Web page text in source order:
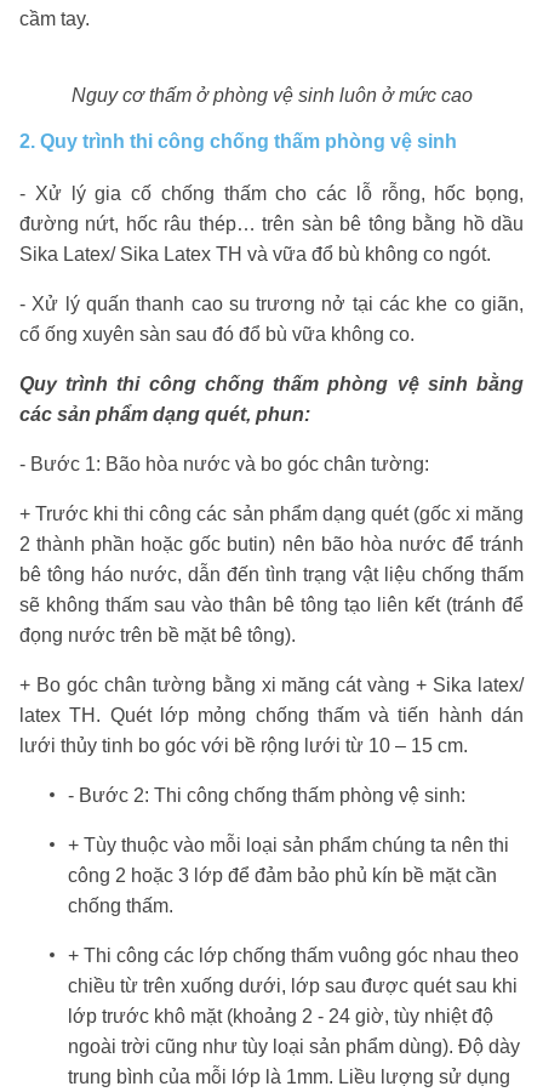
cầm tay.
Nguy cơ thấm ở phòng vệ sinh luôn ở mức cao
2. Quy trình thi công chống thấm phòng vệ sinh
- Xử lý gia cố chống thấm cho các lỗ rỗng, hốc bọng,
đường nứt, hốc râu thép… trên sàn bê tông bằng hồ dầu
Sika Latex/ Sika Latex TH và vữa đổ bù không co ngót.
- Xử lý quấn thanh cao su trương nở tại các khe co giãn,
cổ ống xuyên sàn sau đó đổ bù vữa không co.
Quy trình thi công chống thấm phòng vệ sinh bằng
các sản phẩm dạng quét, phun:
- Bước 1: Bão hòa nước và bo góc chân tường:
+ Trước khi thi công các sản phẩm dạng quét (gốc xi măng
2 thành phần hoặc gốc butin) nên bão hòa nước để tránh
bê tông háo nước, dẫn đến tình trạng vật liệu chống thấm
sẽ không thấm sau vào thân bê tông tạo liên kết (tránh để
đọng nước trên bề mặt bê tông).
+ Bo góc chân tường bằng xi măng cát vàng + Sika latex/
latex TH. Quét lớp mỏng chống thấm và tiến hành dán
lưới thủy tinh bo góc với bề rộng lưới từ 10 – 15 cm.
- Bước 2: Thi công chống thấm phòng vệ sinh:
+ Tùy thuộc vào mỗi loại sản phẩm chúng ta nên thi
công 2 hoặc 3 lớp để đảm bảo phủ kín bề mặt cần
chống thấm.
+ Thi công các lớp chống thấm vuông góc nhau theo
chiều từ trên xuống dưới, lớp sau được quét sau khi
lớp trước khô mặt (khoảng 2 - 24 giờ, tùy nhiệt độ
ngoài trời cũng như tùy loại sản phẩm dùng). Độ dày
trung bình của mỗi lớp là 1mm. Liều lượng sử dụng